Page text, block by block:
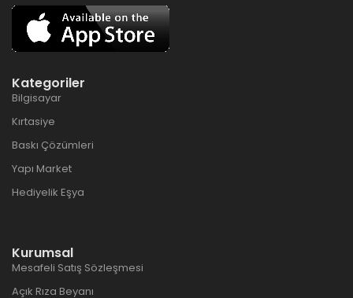
Kategoriler
Bilgisayar
Kırtasiye
Baskı Çözümleri
Yapı Market
Hediyelik Eşya
Kurumsal
Mesafeli Satış Sözleşmesi
Açık Rıza Beyanı